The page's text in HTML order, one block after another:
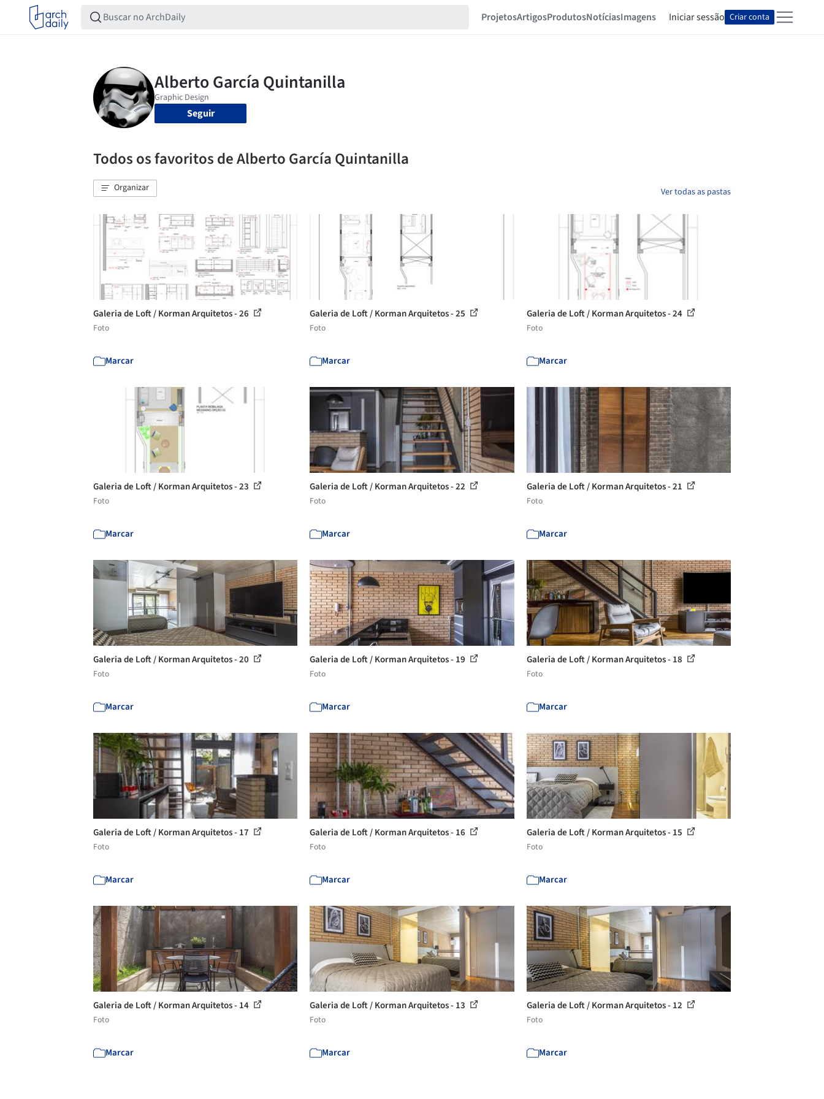
ProjetosArtigosProdutosNotíciasImagens Iniciar sessão Criar conta
Seguir
Todos os favoritos de Alberto García Quintanilla
Organizar Ver todas as pastas
Galeria de Loft / Korman Arquitetos - 26
Foto
Marcar
Galeria de Loft / Korman Arquitetos - 25
Foto
Marcar
Galeria de Loft / Korman Arquitetos - 24
Foto
Marcar
Galeria de Loft / Korman Arquitetos - 23
Foto
Marcar
Galeria de Loft / Korman Arquitetos - 22
Foto
Marcar
Galeria de Loft / Korman Arquitetos - 21
Foto
Marcar
Galeria de Loft / Korman Arquitetos - 20
Foto
Marcar
Galeria de Loft / Korman Arquitetos - 19
Foto
Marcar
Galeria de Loft / Korman Arquitetos - 18
Foto
Marcar
Galeria de Loft / Korman Arquitetos - 17
Foto
Marcar
Galeria de Loft / Korman Arquitetos - 16
Foto
Marcar
Galeria de Loft / Korman Arquitetos - 15
Foto
Marcar
Galeria de Loft / Korman Arquitetos - 14
Foto
Marcar
Galeria de Loft / Korman Arquitetos - 13
Foto
Marcar
Galeria de Loft / Korman Arquitetos - 12
Foto
Marcar